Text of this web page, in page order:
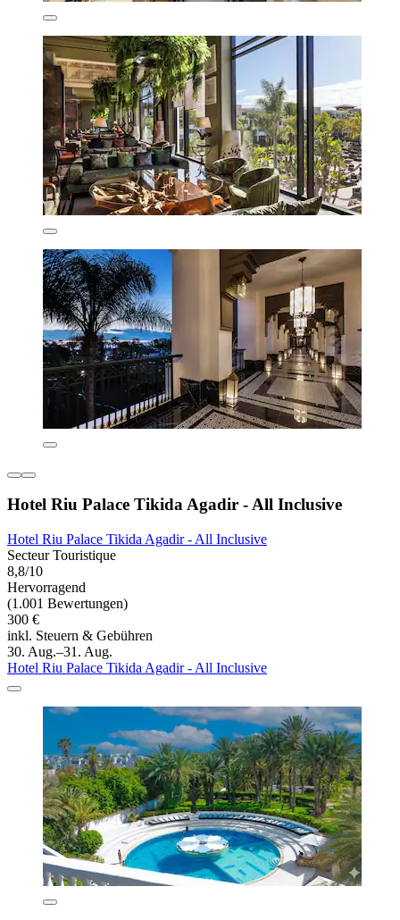
Hotel Riu Palace Tikida Agadir - All Inclusive
Hotel Riu Palace Tikida Agadir - All Inclusive
Secteur Touristique
8,8/10
Hervorragend
(1.001 Bewertungen)
300 €
inkl. Steuern & Gebühren
30. Aug.–31. Aug.
Hotel Riu Palace Tikida Agadir - All Inclusive